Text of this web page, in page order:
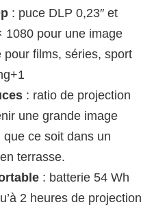
: puce DLP 0,23″ et
1080 pour une image
films, séries, sport
: ratio de projection
une grande image
ce soit dans un
terrasse.
: batterie 54 Wh
2 heures de projection